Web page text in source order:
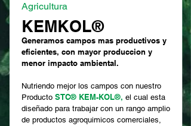
Agricultura
KEMKOL®
Generamos campos mas productivos y
eficientes, con mayor produccion y
menor impacto ambiental.
Nutriendo mejor los campos con nuestro
Producto STC® KEM-KOL®, el cual esta
diseñado para trabajar con un rango amplio
de productos agroquimicos comerciales,